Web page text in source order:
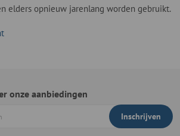
elders opnieuw jarenlang worden gebruikt.
onze aanbiedingen
Inschrijven